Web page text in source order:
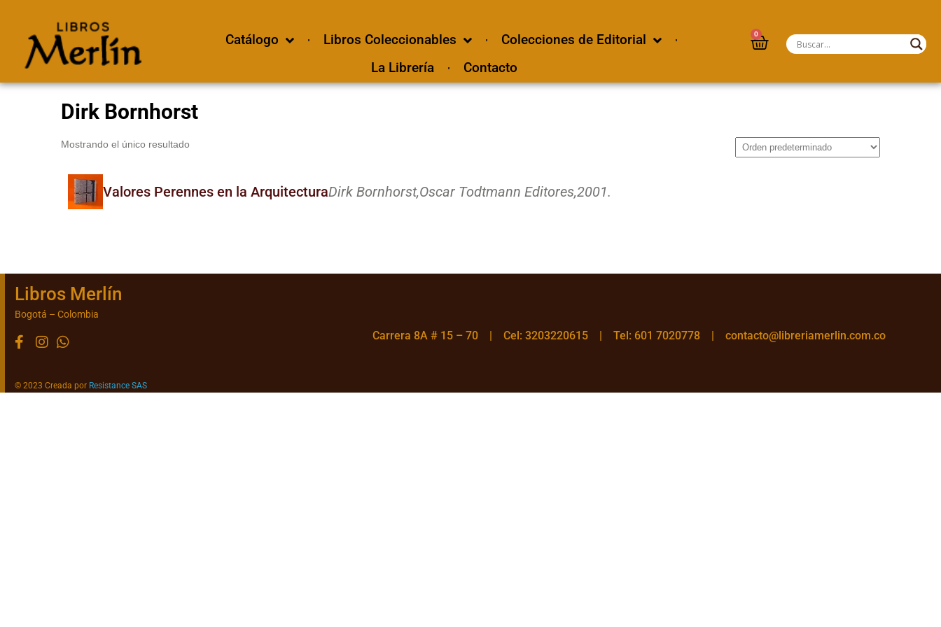
Catálogo Libros Coleccionables
Colecciones de Editorial
La Librería
Contacto
0
Dirk Bornhorst
Mostrando el único resultado
Valores Perennes en la ArquitecturaDirk Bornhorst,Oscar Todtmann Editores,2001.
Libros Merlín
Bogotá – Colombia
© 2023 Creada por Resistance SAS
Carrera 8A # 15 – 70 | Cel: 3203220615 | Tel: 601 7020778 | contacto@libreriamerlin.com.co